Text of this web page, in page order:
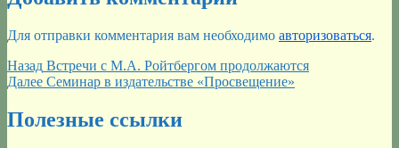
Для отправки комментария вам необходимо авторизоваться.
Навигация
по
записям
Назад Предыдущая
запись:
Встречи с М.А. Ройтбергом продолжаются
Далее Следующая
Семинар в издательстве «Просвещение»
Полезные ссылки